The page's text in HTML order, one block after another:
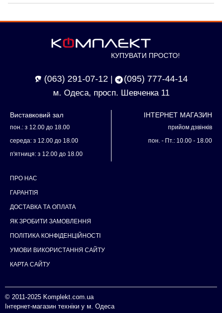
КУПУВАТИ ПРОСТО!
(063) 291-07-12 (095) 777-44-14
м. Одеса, просп. Шевченка 11
Виставковий зал
пон.: з 12.00 до 18.00
середа: з 12.00 до 18.00
п'ятниця: з 12.00 до 18.00
ІНТЕРНЕТ МАГАЗИН
прийом дзвінків
пон. - Пт.: 10.00 - 18.00
ПРО НАС
ГАРАНТІЯ
ДОСТАВКА ТА ОПЛАТА
ЯК ЗРОБИТИ ЗАМОВЛЕННЯ
ПОЛІТИКА КОНФІДЕНЦІЙНОСТІ
УМОВИ ВИКОРИСТАННЯ САЙТУ
КАРТА САЙТУ
© 2011-2025 Komplekt.com.ua
Інтернет-магазин техніки у м. Одеса